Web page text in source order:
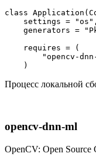
class Application (
    settings =
"os"
    generators =
    requires = (
"opencv-
Процесс локальной
opencv-dnn-ml
OpenCV: Open